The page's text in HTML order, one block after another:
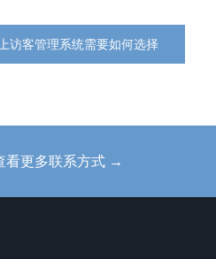
访客管理系统需要如何选择
看更多联系方式 →